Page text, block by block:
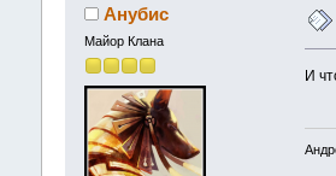
Анубис
Майор Клана
И